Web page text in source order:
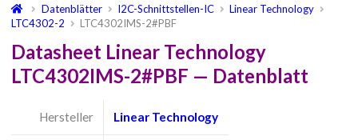
Datenblätter I2C-Schnittstellen-IC
Linear Technology
LTC4302-2
LTC4302IMS-2#PBF
Datasheet Linear Technology
LTC4302IMS-2#PBF — Datenblatt
Hersteller Linear Technology